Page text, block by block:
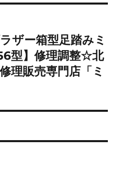
ザー箱型足踏みミ
型】修理調整☆北
理販売専門店「ミ